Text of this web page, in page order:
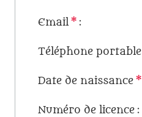
Email* :
Téléphone portable
Date de naissance *
Numéro de licence :